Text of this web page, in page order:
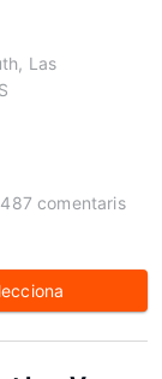
Las
comentaris